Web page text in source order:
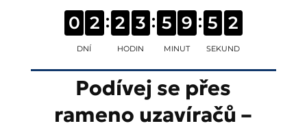
0 2
DNÍ
2 3
HODIN
5 9
MINUT
5 2
SEKUND
Podívej se přes
rameno uzavíračů –